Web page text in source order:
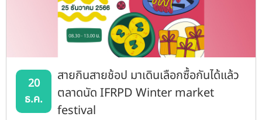
20
ธ.ค.
สายกินสายช้อป มาเดินเลือกซื้อกันได้แล้ว
ตลาดนัด IFRPD Winter market
festival